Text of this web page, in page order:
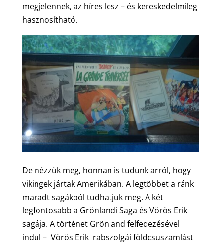
megjelennek, az híres lesz – és kereskedelmileg
hasznosítható.
De nézzük meg, honnan is tudunk arról, hogy
vikingek jártak Amerikában. A legtöbbet a ránk
maradt sagákból tudhatjuk meg. A két
legfontosabb a Grönlandi Saga és Vörös Erik
sagája. A történet Grönland felfedezésével
indul – Vörös Erik rabszolgái földcsuszamlást